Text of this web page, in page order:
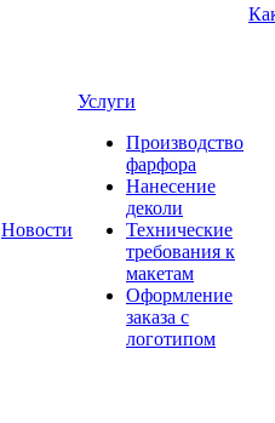
Новости
Услуги
Производство
фарфора
Нанесение
деколи
Технические
требования к
макетам
Оформление
заказа с
логотипом